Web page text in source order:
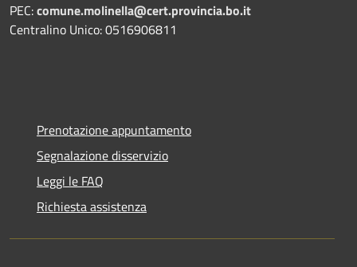
PEC:comune.molinella@cert.provincia.bo.it
Centralino Unico: 0516906811
Prenotazione appuntamento
Segnalazione disservizio
Leggi le FAQ
Richiesta assistenza